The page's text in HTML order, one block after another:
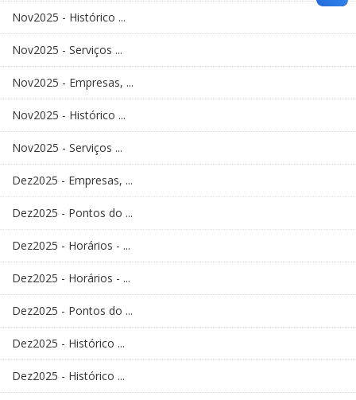
Nov2025 - Histórico ...
Nov2025 - Serviços ...
Nov2025 - Empresas, ...
Nov2025 - Histórico ...
Nov2025 - Serviços ...
Dez2025 - Empresas, ...
Dez2025 - Pontos do ...
Dez2025 - Horários - ...
Dez2025 - Horários - ...
Dez2025 - Pontos do ...
Dez2025 - Histórico ...
Dez2025 - Histórico ...